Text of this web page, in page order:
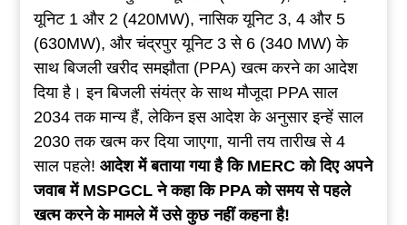
यूनिट 1 और 2 (420MW), नासिक यूनिट 3, 4 और 5
(630MW), और चंद्रपुर यूनिट 3 से 6 (340 MW) के
साथ बिजली खरीद समझौता (PPA) खत्म करने का आदेश
दिया है। इन बिजली संयंत्र के साथ मौजूदा PPA साल
2034 तक मान्य हैं, लेकिन इस आदेश के अनुसार इन्हें साल
2030 तक खत्म कर दिया जाएगा, यानी तय तारीख से 4
साल पहले! आदेश में बताया गया है किMERCको दिए अपने
जवाब मेंMSPGCLने कहा किPPAको समय से पहले
खत्म करने के मामले में उसे कुछ नहीं कहना है!